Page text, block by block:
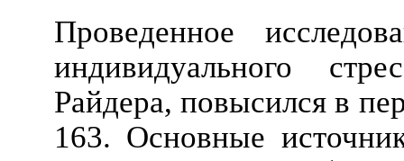
Проведенное
индивидуального
Райдера, повысился в
163. Основные